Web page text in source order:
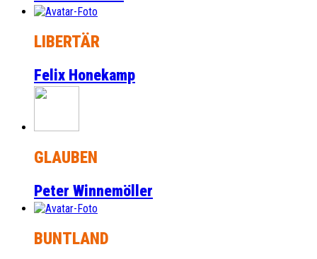
LIBERTÄR
Felix Honekamp
GLAUBEN
Peter Winnemöller
BUNTLAND